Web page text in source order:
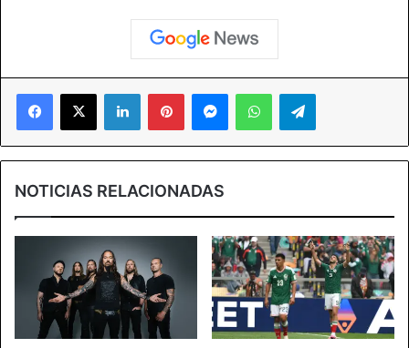
Facebook
X LinkedInPinterestMessengerWhatsAppTelegram
NOTICIAS RELACIONADAS